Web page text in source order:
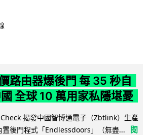
路由器爆後門 每 35 秒自
全球 10 萬用家私隱堪憂
揭發中國智博通電子（Zbtlink）生產
置後門程式「Endlessdoors」（無盡...
閱